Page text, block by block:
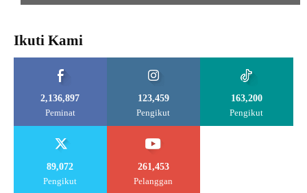
Ikuti Kami
2,136,897
Peminat
123,459
Pengikut
163,200
Pengikut
89,072
Pengikut
261,453
Pelanggan